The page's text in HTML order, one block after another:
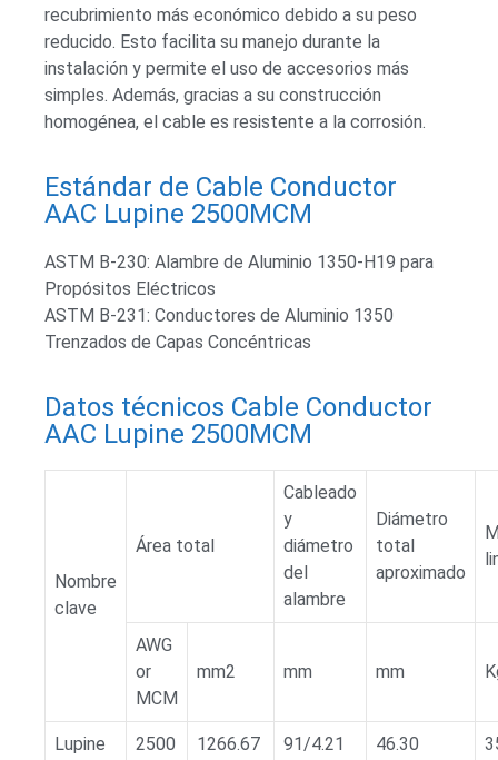
recubrimiento más económico debido a su peso
reducido. Esto facilita su manejo durante la
instalación y permite el uso de accesorios más
simples. Además, gracias a su construcción
homogénea, el cable es resistente a la corrosión.
Estándar de Cable Conductor
AAC Lupine 2500MCM
ASTM B-230: Alambre de Aluminio 1350-H19 para
Propósitos Eléctricos
ASTM B-231: Conductores de Aluminio 1350
Trenzados de Capas Concéntricas
Datos técnicos Cable Conductor
AAC Lupine 2500MCM
Nombre
clave
Área total
Cableado
y
diámetro
del
alambre
Diámetro
total
aproximado
AWG
or
MCM
mm2 mm mm
Lupine 2500 1266.67 91/4.21 46.30